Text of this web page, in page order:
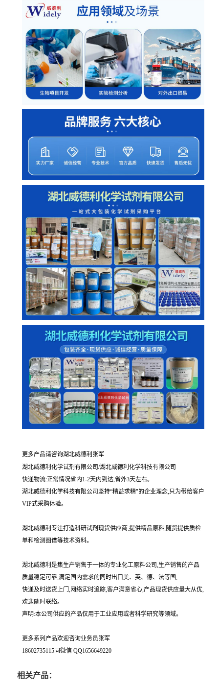
更多产品请咨询湖北威德利张军
湖北威德利化学试剂有限公司/湖北威德利化学科技有限公司
快递物流:正常情况省内1-2天内到达,省外3天左右。
湖北威德利化学科技有限公司坚持“精益求精"的企业理念,只为带给客户
VIP式采购体验。
湖北威德利专注打造科研试剂现货供应商,提供精品原料,随货提供质检
单和检测图谱等技术资料。
湖北威德利是集生产销售于一体的专业化工原料公司,生产销售的产品
质量稳定可靠,满足国内需求的同时出口美、英、德、法等国,
快递及时送货上门,网络实时追踪,客户满意省心,产品现货供应量大从优,
欢迎随时联络。
声明:本公司供应的产品仅用于工业应用或者科学研究等领域。
更多系列产品欢迎咨询业务员张军
18602735115同微信 QQ1656649220
相关产品：